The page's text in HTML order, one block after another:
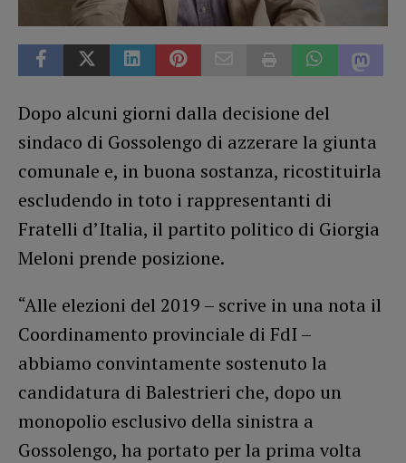
Dopo alcuni giorni dalla decisione del
sindaco di Gossolengo di azzerare la giunta
comunale e, in buona sostanza, ricostituirla
escludendo in toto i rappresentanti di
Fratelli d’Italia, il partito politico di Giorgia
Meloni prende posizione.
“Alle elezioni del 2019 – scrive in una nota il
Coordinamento provinciale di FdI –
abbiamo convintamente sostenuto la
candidatura di Balestrieri che, dopo un
monopolio esclusivo della sinistra a
Gossolengo, ha portato per la prima volta